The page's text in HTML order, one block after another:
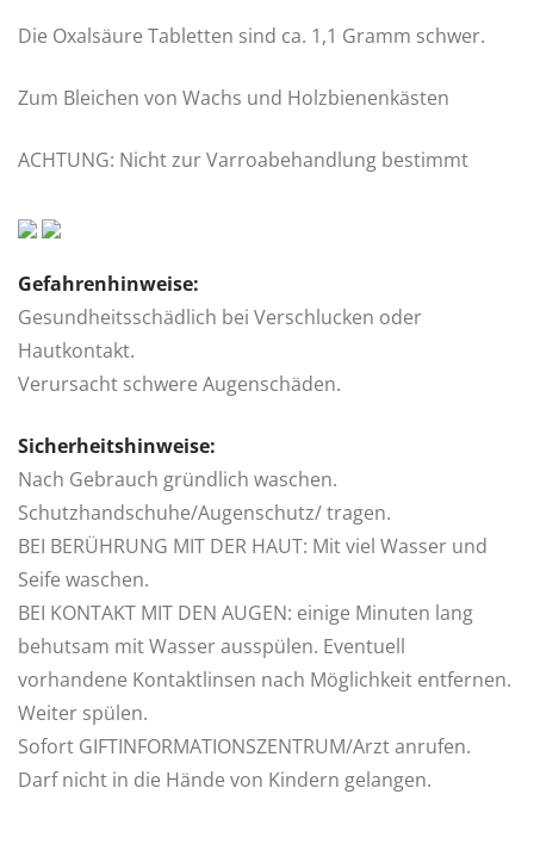
Die Oxalsäure Tabletten sind ca. 1,1 Gramm schwer.
Zum Bleichen von Wachs und Holzbienenkästen
ACHTUNG: Nicht zur Varroabehandlung bestimmt
Gefahrenhinweise:
Gesundheitsschädlich bei Verschlucken oder
Hautkontakt.
Verursacht schwere Augenschäden.
Sicherheitshinweise:
Nach Gebrauch gründlich waschen.
Schutzhandschuhe/Augenschutz/ tragen.
BEI BERÜHRUNG MIT DER HAUT: Mit viel Wasser und
Seife waschen.
BEI KONTAKT MIT DEN AUGEN: einige Minuten lang
behutsam mit Wasser ausspülen. Eventuell
vorhandene Kontaktlinsen nach Möglichkeit entfernen.
Weiter spülen.
Sofort GIFTINFORMATIONSZENTRUM/Arzt anrufen.
Darf nicht in die Hände von Kindern gelangen.